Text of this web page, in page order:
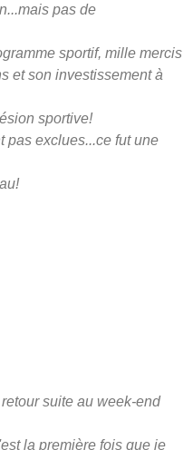
pas de
sportif, mille mercis
et son investissement à
sportive!
pas exclues...ce fut une
suite au week-end
la première fois que je